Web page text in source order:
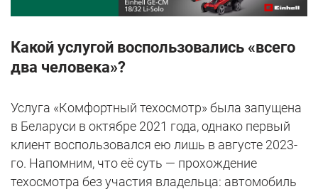
Какой услугой воспользовались «всего
два человека»?
Услуга «Комфортный техосмотр» была запущена
в Беларуси в октябре 2021 года, однако первый
клиент воспользовался ею лишь в августе 2023-
го. Напомним, что её суть — прохождение
техосмотра без участия владельца: автомобиль